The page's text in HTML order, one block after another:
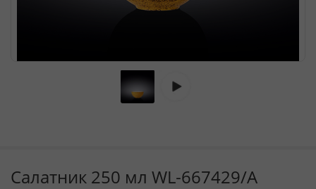
Салатник 250 мл WL‑667429/A